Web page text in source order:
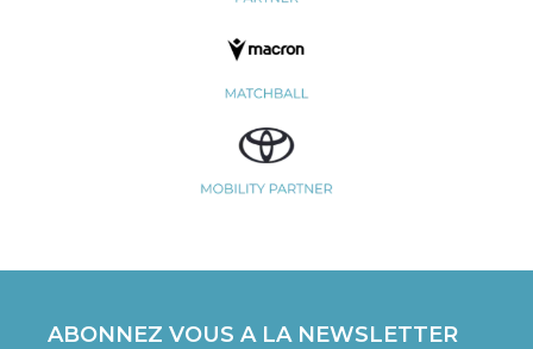
ABONNEZ VOUS A LA NEWSLETTER